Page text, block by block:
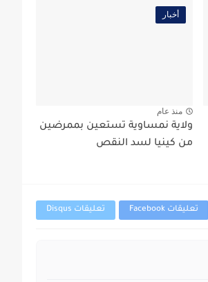
أخبار
منذ عام
ولاية نمساوية تستعين بممرضين
من كينيا لسد النقص
تعليقات Facebook تعليقات Disqus